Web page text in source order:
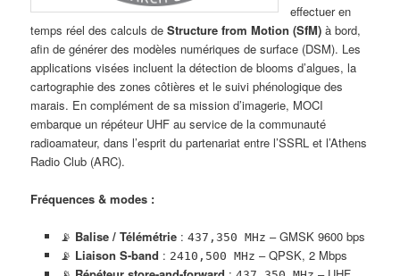
effectuer en
temps réel des calculs deStructure from Motion (SfM) à bord,
afin de générer des modèles numériques de surface (DSM). Les
applications visées incluent la détection de blooms d’algues, la
cartographie des zones côtières et le suivi phénologique des
marais. En complément de sa mission d’imagerie, MOCI
embarque un répéteur UHF au service de la communauté
radioamateur, dans l’esprit du partenariat entre l’SSRL et l’Athens
Radio Club (ARC).
Fréquences & modes :
📡 Balise / Télémétrie: 437,350 MHz – GMSK 9600 bps
📡 Liaison S-band : 2410,500 MHz – QPSK, 2 Mbps